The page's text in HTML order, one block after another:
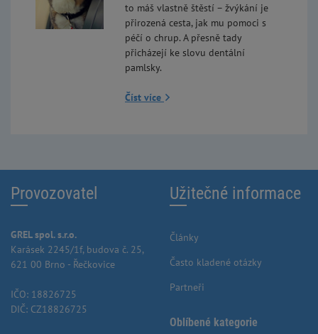
to máš vlastně štěstí – žvýkání je
přirozená cesta, jak mu pomoci s
péčí o chrup. A přesně tady
přicházejí ke slovu dentální
pamlsky.
Číst více
Provozovatel
GREL spol. s.r.o.
Karásek 2245/1f, budova č. 25,
621 00 Brno - Řečkovice
IČO: 18826725
DIČ: CZ18826725
Užitečné informace
Články
Často kladené otázky
Partneři
Oblíbené kategorie